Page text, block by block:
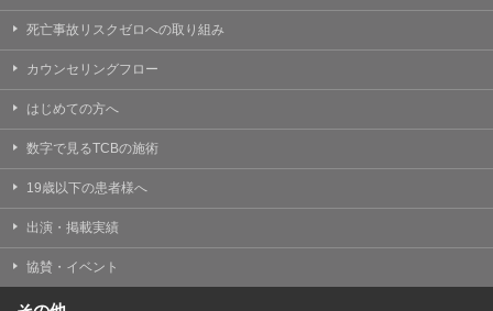
死亡事故リスクゼロへの取り組み
カウンセリングフロー
はじめての方へ
数字で見るTCBの施術
19歳以下の患者様へ
出演・掲載実績
協賛・イベント